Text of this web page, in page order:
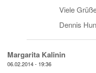
Viele
Dennis
Margarita Kalinin
06.02.2014 - 19:36